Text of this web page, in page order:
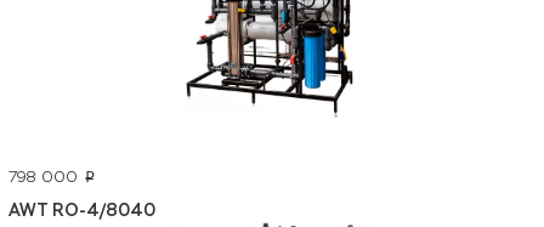
798 000 p
AWT RO-4/8040